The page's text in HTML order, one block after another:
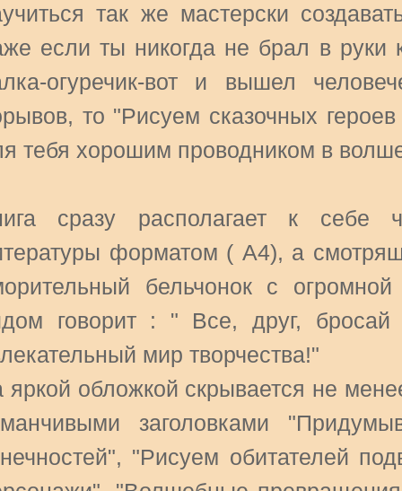
так же мастерски
если ты никогда не брал в руки
огуречик-вот и вышел
то "Рисуем сказочных
тебя хорошим проводником в
сразу располагает к себе
форматом ( А4), а
бельчонок с
говорит : " Все, друг,
мир творчества!"
яркой обложкой скрывается не
заголовками
"Рисуем обитателей